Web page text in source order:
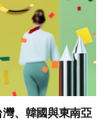
、韓國與東南亞